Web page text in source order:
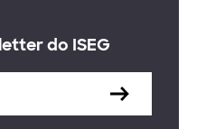
do ISEG